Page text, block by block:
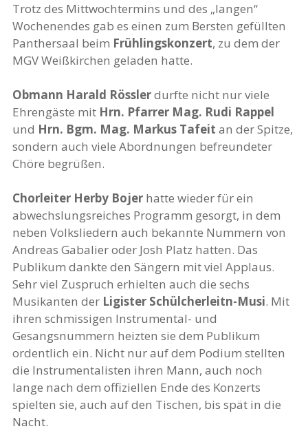
Trotz des Mittwochtermins und des „langen“
Wochenendes gab es einen zum Bersten gefüllten
Panthersaal beim Frühlingskonzert, zu dem der
MGV Weißkirchen geladen hatte.
Obmann Harald Rösslerdurfte nicht nur viele
Ehrengäste mit Hrn. Pfarrer Mag. Rudi Rappel
und Hrn. Bgm. Mag. Markus Tafeit an der Spitze,
sondern auch viele Abordnungen befreundeter
Chöre begrüßen.
Chorleiter Herby Bojerhatte wieder für ein
abwechslungsreiches Programm gesorgt, in dem
neben Volksliedern auch bekannte Nummern von
Andreas Gabalier oder Josh Platz hatten. Das
Publikum dankte den Sängern mit viel Applaus.
Sehr viel Zuspruch erhielten auch die sechs
Musikanten derLigister Schülcherleitn-Musi. Mit
ihren schmissigen Instrumental- und
Gesangsnummern heizten sie dem Publikum
ordentlich ein. Nicht nur auf dem Podium stellten
die Instrumentalisten ihren Mann, auch noch
lange nach dem offiziellen Ende des Konzerts
spielten sie, auch auf den Tischen, bis spät in die
Nacht.